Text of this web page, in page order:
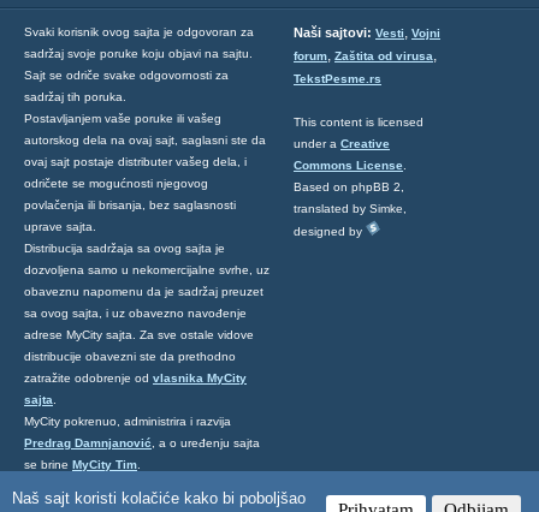
Naš sajt koristi kolačiće kako bi poboljšao
Svaki korisnik ovog sajta je odgovoran za
sadržaj svoje poruke koju objavi na sajtu.
Sajt se odriče svake odgovornosti za
sadržaj tih poruka.
Postavljanjem vaše poruke ili vašeg
autorskog dela na ovaj sajt, saglasni ste da
ovaj sajt postaje distributer vašeg dela, i
odričete se mogućnosti njegovog
povlačenja ili brisanja, bez saglasnosti
uprave sajta.
Distribucija sadržaja sa ovog sajta je
dozvoljena samo u nekomercijalne svrhe, uz
obaveznu napomenu da je sadržaj preuzet
sa ovog sajta, i uz obavezno navođenje
adrese MyCity sajta. Za sve ostale vidove
distribucije obavezni ste da prethodno
zatražite odobrenje od vlasnika MyCity
sajta
MyCity pokrenuo, administrira i razvija
Predrag Damnjanović , a o uređenju sajta
se brine MyCity Tim
ovde.
Naši sajtovi: Vesti, Vojni
forum, Zaštita od virusa,
TekstPesme.rs
This content is licensed
under a Creative
Commons License
Based on phpBB 2,
translated by Simke,
designed by